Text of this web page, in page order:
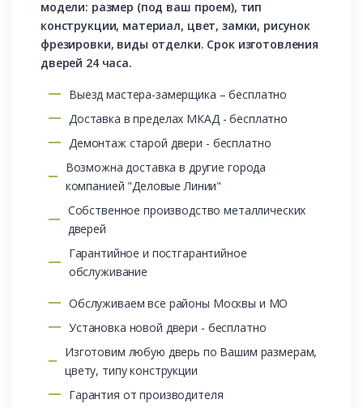
модели: размер (под ваш проем), тип
конструкции, материал, цвет, замки, рисунок
фрезировки, виды отделки. Срок изготовления
дверей 24 часа.
Выезд мастера-замерщика – бесплатно
Доставка в пределах МКАД - бесплатно
Демонтаж старой двери - бесплатно
Возможна доставка в другие города
компанией "Деловые Линии"
Собственное производство металлических
дверей
Гарантийное и постгарантийное
обслуживание
Обслуживаем все районы Москвы и МО
Установка новой двери - бесплатно
Изготовим любую дверь по Вашим размерам,
цвету, типу конструкции
Гарантия от производителя